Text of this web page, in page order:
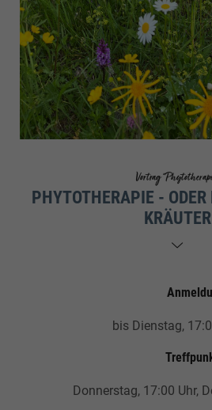
Vortrag
PHYTOTHERAPIE -
KRÄUTER
bis Dienstag,
Donnerstag, 17:00 Uhr,